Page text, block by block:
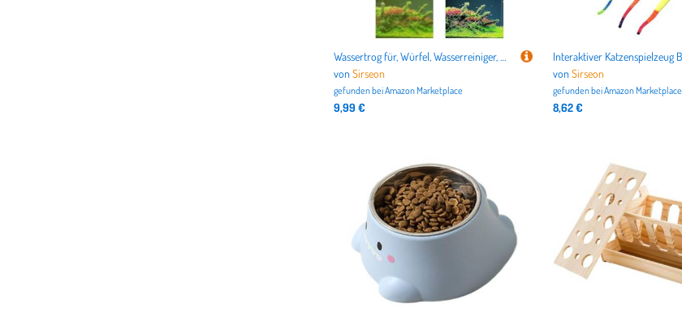
Wassertrog für, Würfel, Wasserreiniger, Würfel, Aquariumfilter, Wasserfilterwürfel, Aquariumreiniger für Fischbräune, Teiche, Salzwasser, Süßwasser
vonSirseon
gefunden beiAmazon Marketplace
9,99 €
vonSirseon
gefunden beiAmazon Marketplace
8,62 €